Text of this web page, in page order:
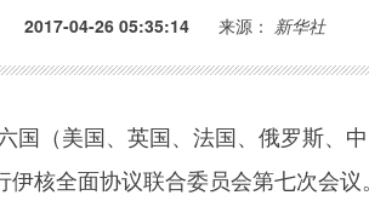
2017-04-26 05:35:14 来源： 新华社
（美国、英国、法国、俄罗斯、
核全面协议联合委员会第七次会议